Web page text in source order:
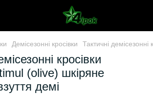
Демісезонні кросівки Тактичні
кросівки
(olive) шкіряне
демі